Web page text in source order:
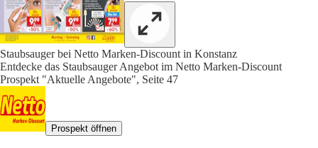
Staubsauger bei Netto Marken-Discount in Konstanz
Entdecke das Staubsauger Angebot im Netto Marken-Discount
Prospekt "Aktuelle Angebote", Seite 47
Prospekt öffnen